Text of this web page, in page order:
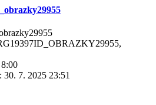
30. 7. 2025 23:51